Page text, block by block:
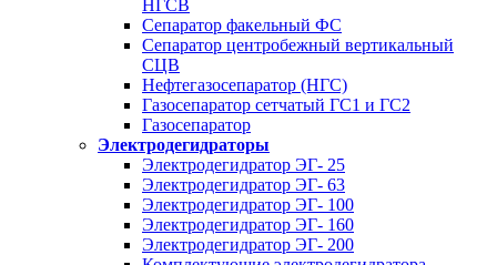
НГСВ
Сепаратор факельный ФС
Сепаратор центробежный вертикальный
СЦВ
Нефтегазосепаратор (НГС)
Газосепаратор сетчатый ГС1 и ГС2
Газосепаратор
Электродегидраторы
Электродегидратор ЭГ- 25
Электродегидратор ЭГ- 63
Электродегидратор ЭГ- 100
Электродегидратор ЭГ- 160
Электродегидратор ЭГ- 200